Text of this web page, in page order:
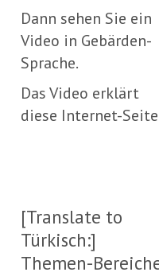
Dann sehen Sie ein
Video in Gebärden-
Sprache.
Das Video erklärt
diese Internet-
[Translate to
Türkisch:]
Themen-